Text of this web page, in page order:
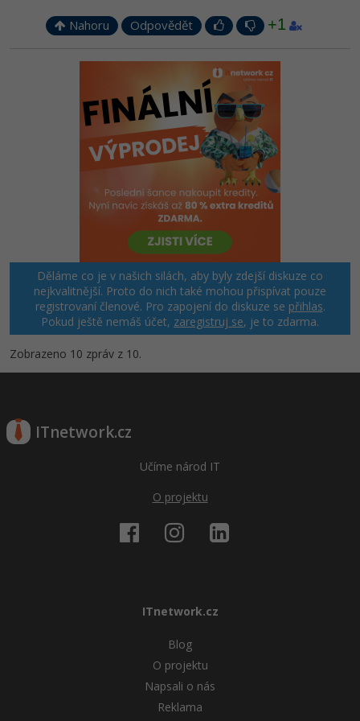
Nahoru Odpovědět +1
Děláme co je v našich silách, aby byly zdejší diskuze co
nejkvalitnější. Proto do nich také mohou přispívat pouze
registrovaní členové. Pro zapojení do diskuze se přihlas.
Pokud ještě nemáš účet, zaregistruj se, je to zdarma.
Zobrazeno 10 zpráv z 10.
ITnetwork.cz
Učíme národ IT
O projektu
ITnetwork.cz
Blog
O projektu
Napsali o nás
Reklama